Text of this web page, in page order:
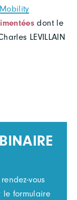
dont le
LEVILLAIN
vous
le formulaire